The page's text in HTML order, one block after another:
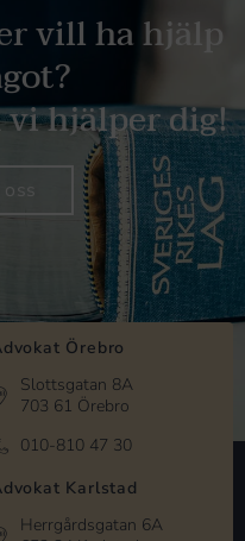
vill ha hjälp
vi hjälper dig!
Örebro
Slottsgatan 8A
703 61 Örebro
010-810 47 30
Karlstad
Herrgårdsgatan 6A